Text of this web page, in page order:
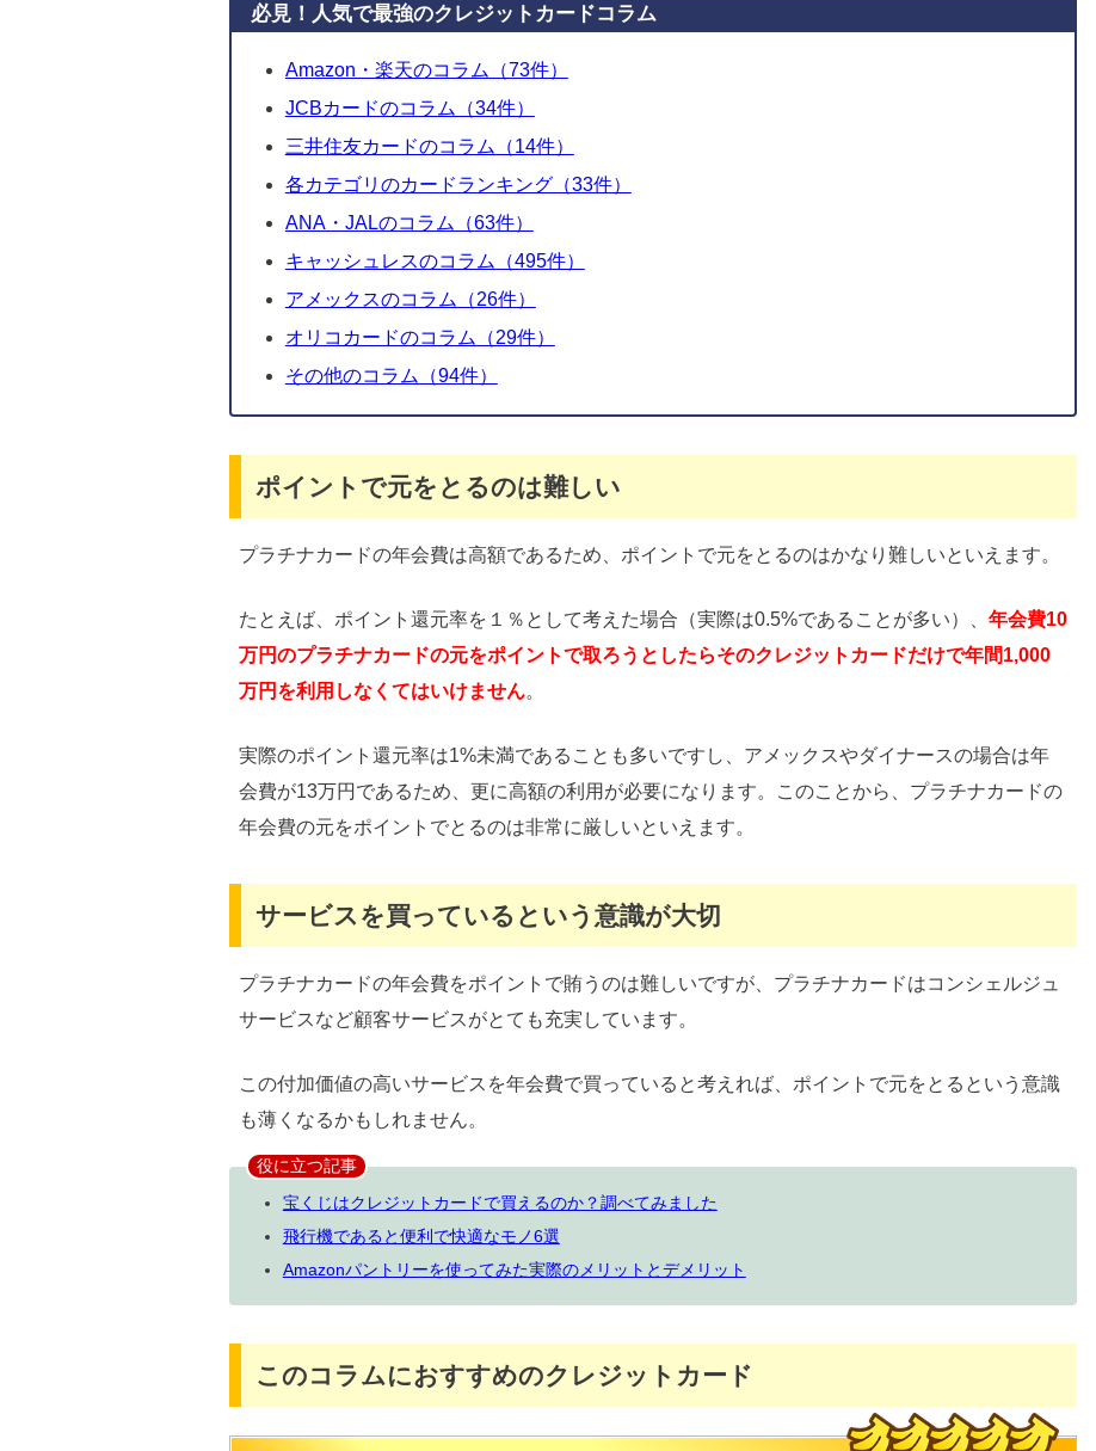
必見！人気で最強のクレジットカードコラム
Amazon・楽天のコラム（73件）
JCBカードのコラム（34件）
三井住友カードのコラム（14件）
各カテゴリのカードランキング（33件）
ANA・JALのコラム（63件）
キャッシュレスのコラム（495件）
アメックスのコラム（26件）
オリコカードのコラム（29件）
その他のコラム（94件）
ポイントで元をとるのは難しい
プラチナカードの年会費は高額であるため、ポイントで元をとるのはかなり難しいといえます。
たとえば、ポイント還元率を１％として考えた場合（実際は0.5%であることが多い）、 年会費10
万円のプラチナカードの元をポイントで取ろうとしたらそのクレジットカードだけで年間1,000
万円を利用しなくてはいけません。
実際のポイント還元率は1%未満であることも多いですし、アメックスやダイナースの場合は年
会費が13万円であるため、更に高額の利用が必要になります。このことから、プラチナカードの
年会費の元をポイントでとるのは非常に厳しいといえます。
サービスを買っているという意識が大切
プラチナカードの年会費をポイントで賄うのは難しいですが、プラチナカードはコンシェルジュ
サービスなど顧客サービスがとても充実しています。
この付加価値の高いサービスを年会費で買っていると考えれば、ポイントで元をとるという意識
も薄くなるかもしれません。
役に立つ記事
宝くじはクレジットカードで買えるのか？調べてみました
飛行機であると便利で快適なモノ6選
Amazonパントリーを使ってみた実際のメリットとデメリット
このコラムにおすすめのクレジットカード